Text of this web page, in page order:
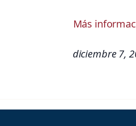
Más
diciembre 7,